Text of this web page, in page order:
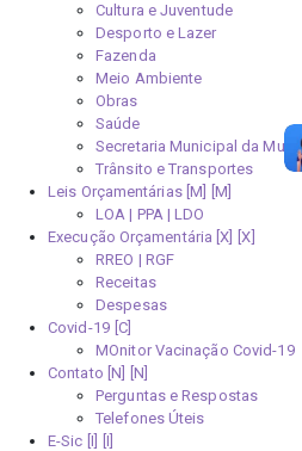
Cultura e Juventude
Desporto e Lazer
Fazenda
Meio Ambiente
Obras
Saúde
Secretaria Municipal da
Trânsito e Transportes
Leis Orçamentárias [M]
LOA | PPA | LDO
Execução Orçamentária [X]
RREO | RGF
Receitas
Despesas
Covid-19
MOnitor Vacinação Covid-19
Contato [N]
Perguntas e Respostas
Telefones Úteis
E-Sic [I]